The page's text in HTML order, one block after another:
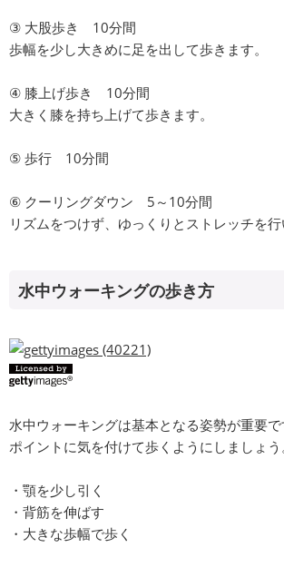
③ 大股歩き 10分間
歩幅を少し大きめに足を出して歩きます。
④ 膝上げ歩き 10分間
大きく膝を持ち上げて歩きます。
⑤ 歩行 10分間
⑥ クーリングダウン 5～10分間
リズムをつけず、ゆっくりとストレッチを行
水中ウォーキングの歩き方
水中ウォーキングは基本となる姿勢が重要
ポイントに気を付けて歩くようにしましょう
・顎を少し引く
・背筋を伸ばす
・大きな歩幅で歩く